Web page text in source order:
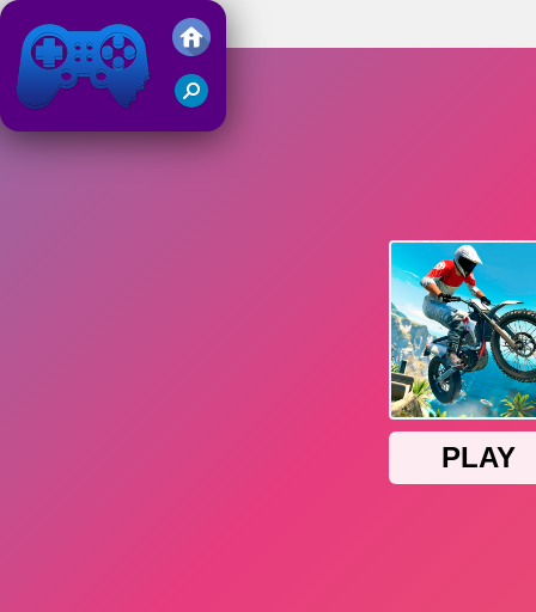
Juegos Friv 2019
Prueba extrema